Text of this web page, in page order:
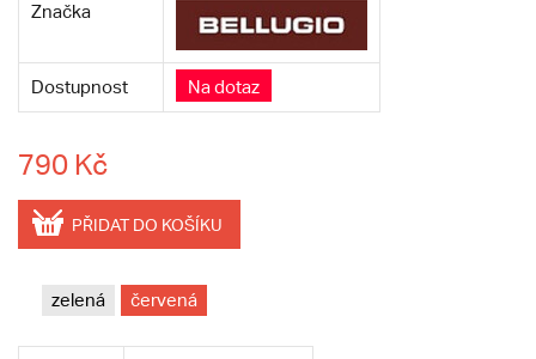
Značka
Dostupnost Na dotaz
790 Kč
PŘIDAT DO KOŠÍKU
zelená červená